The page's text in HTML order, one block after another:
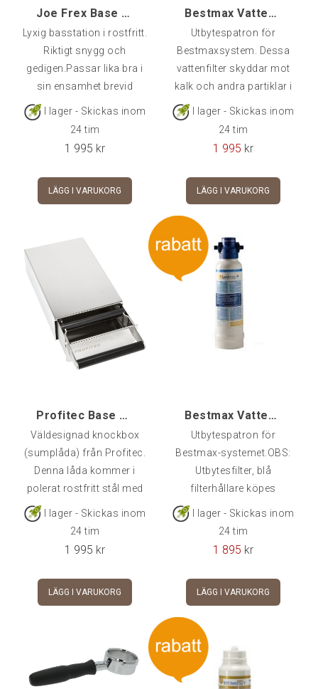
Joe Frex Base Drawer Exclusive [dxs]
Lyxig basstation i rostfritt.
Riktigt snygg och
gedigen.Passar lika bra i
sin ensamhet brevid
maskinen som med en
I lager - Skickas inom
24 tim
1 995 kr
LÄGG I VARUKORG
Bestmax Vattenfilter Medium Premium
Utbytespatron för
Bestmaxsystem. Dessa
vattenfilter skyddar mot
kalk och andra partiklar i
vattnet som kan skada
din maskin. Bestmax
och förbättrar smaken på
kaffet.OBS: Utbytesfilter,
I lager - Skickas inom
24 tim
1 995 kr
LÄGG I VARUKORG
Profitec Base drawer knockbox
Väldesignad knockbox
(sumplåda) från Profitec.
Denna låda kommer i
polerat rostfritt stål med
Profitecs logotyp diskret
baksidan.Mått: 170 x 270
x 85 mm ( B x D x H)
I lager - Skickas inom
24 tim
1 995 kr
LÄGG I VARUKORG
Bestmax Vattenfilter Medium
Utbytespatron för
Bestmax-systemet.OBS:
Utbytesfilter, blå
filterhållare köpes
I lager - Skickas inom
24 tim
1 895 kr
LÄGG I VARUKORG